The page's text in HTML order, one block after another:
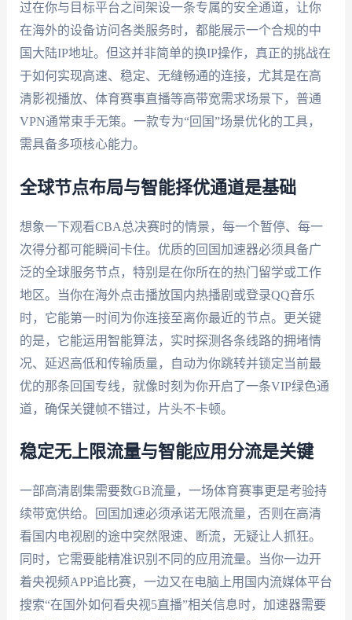
过在你与目标平台之间架设一条专属的安全通道，让你
在海外的设备访问各类服务时，都能展示一个合规的中
国大陆IP地址。但这并非简单的换IP操作，真正的挑战在
于如何实现高速、稳定、无缝畅通的连接，尤其是在高
清影视播放、体育赛事直播等高带宽需求场景下，普通
VPN通常束手无策。一款专为“回国”场景优化的工具，
需具备多项核心能力。
全球节点布局与智能择优通道是基础
想象一下观看CBA总决赛时的情景，每一个暂停、每一
次得分都可能瞬间卡住。优质的回国加速器必须具备广
泛的全球服务节点，特别是在你所在的热门留学或工作
地区。当你在海外点击播放国内热播剧或登录QQ音乐
时，它能第一时间为你连接至离你最近的节点。更关键
的是，它能运用智能算法，实时探测各条线路的拥堵情
况、延迟高低和传输质量，自动为你跳转并锁定当前最
优的那条回国专线，就像时刻为你开启了一条VIP绿色通
道，确保关键帧不错过，片头不卡顿。
稳定无上限流量与智能应用分流是关键
一部高清剧集需要数GB流量，一场体育赛事更是考验持
续带宽供给。回国加速必须承诺无限流量，否则在高清
看国内电视剧的途中突然限速、断流，无疑让人抓狂。
同时，它需要能精准识别不同的应用流量。当你一边开
着央视频APP追比赛，一边又在电脑上用国内流媒体平台
搜索“在国外如何看央视5直播”相关信息时，加速器需要